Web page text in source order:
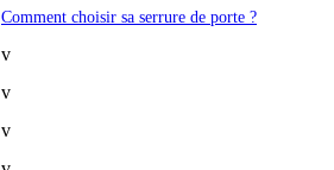
Comment choisir sa serrure de porte ?
v
v
v